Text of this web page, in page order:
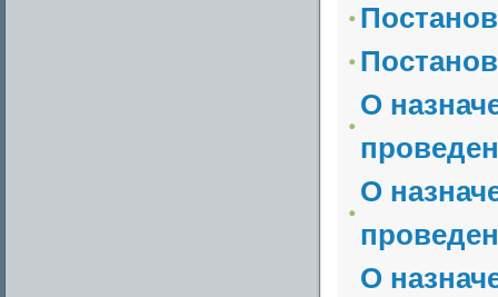
О
О
О